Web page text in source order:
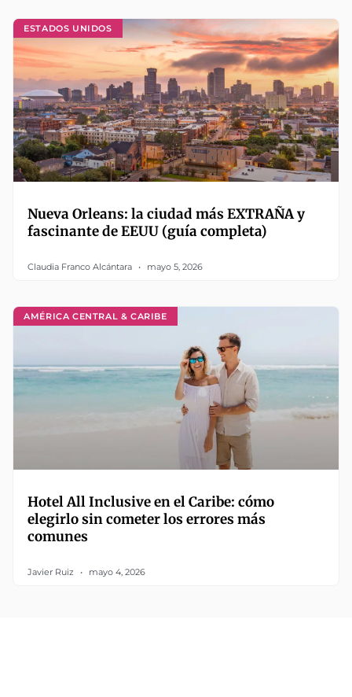
ESTADOS UNIDOS
Nueva Orleans: la ciudad más EXTRAÑA y
fascinante de EEUU (guía completa)
Claudia Franco Alcántara mayo 5, 2026
AMÉRICA CENTRAL & CARIBE
Hotel All Inclusive en el Caribe: cómo
elegirlo sin cometer los errores más
comunes
Javier Ruiz mayo 4, 2026